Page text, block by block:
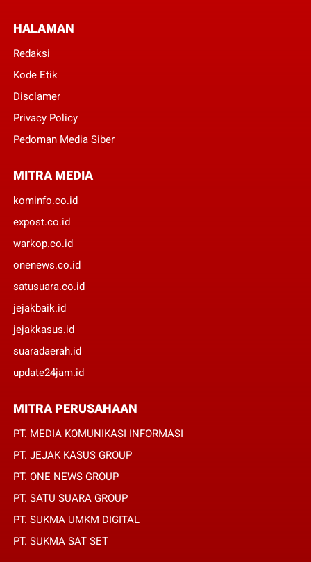
HALAMAN
Redaksi
Kode Etik
Disclamer
Privacy Policy
Pedoman Media Siber
MITRA MEDIA
kominfo.co.id
expost.co.id
warkop.co.id
onenews.co.id
satusuara.co.id
jejakbaik.id
jejakkasus.id
suaradaerah.id
update24jam.id
MITRA PERUSAHAAN
PT. MEDIA KOMUNIKASI INFORMASI
PT. JEJAK KASUS GROUP
PT. ONE NEWS GROUP
PT. SATU SUARA GROUP
PT. SUKMA UMKM DIGITAL
PT. SUKMA SAT SET